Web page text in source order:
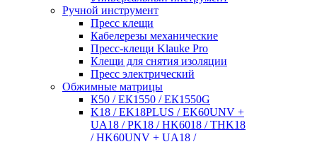
Ручной инструмент
Пресс клещи
Кабелерезы механические
Пресс-клещи Klauke Pro
Клещи для снятия изоляции
Пресс электрический
Обжимные матрицы
К50 / ЕК1550 / ЕК1550G
K18 / EK18PLUS / EK60UNV +
UA18 / PK18 / HK6018 / THK18
/ HK60UNV + UA18 /